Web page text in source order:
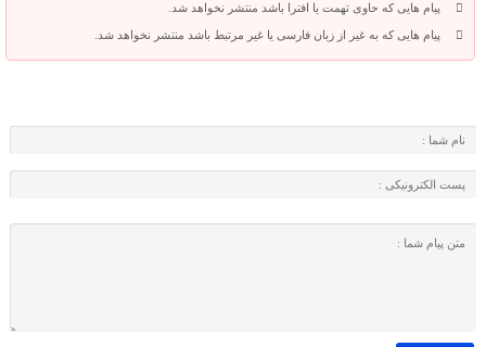
پیام هایی که حاوی تهمت یا افترا باشد منتشر نخواهد شد.
پیام هایی که به غیر از زبان فارسی یا غیر مرتبط باشد منتشر نخواهد شد.